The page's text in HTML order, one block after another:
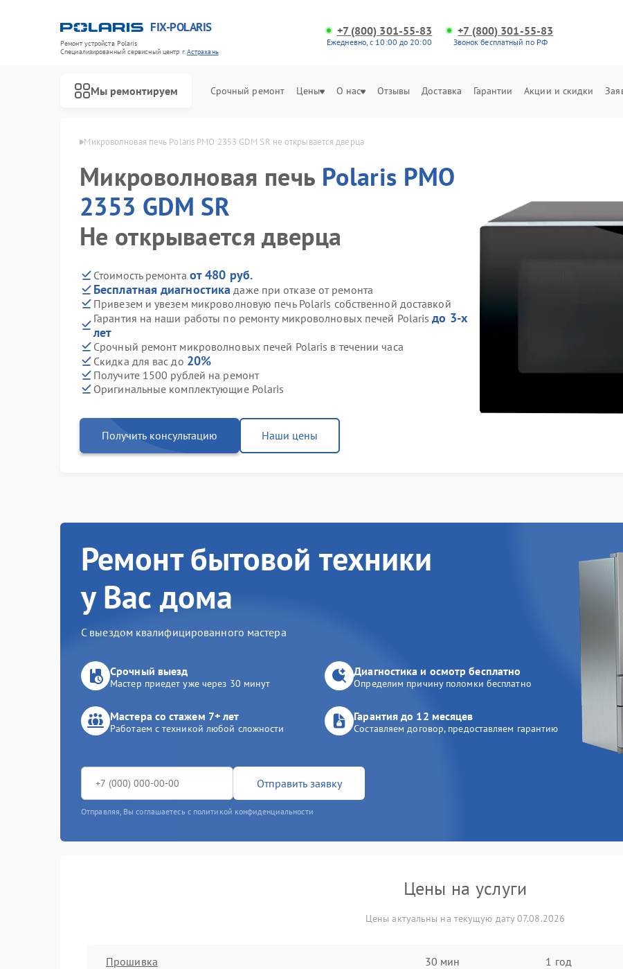
FIX-POLARIS
Ремонт устройств Polaris
Специализированный cервисный центр г.Астрахань
+7 (800) 301-55-83
Ежедневно, с 10:00 до 20:00
+7 (800) 301-55-83
Звонок бесплатный по РФ
Мы ремонтируем Срочный ремонт Цены О нас Отзывы Доставка Гарантии Акции и скидки
SR в Астрахани Микроволновая печь Polaris PMO 2353 GDM SR не открывается дверца
Микроволновая печь Polaris PMO
2353 GDM SR
Не открывается дверца
Стоимость ремонта от 480 руб.
Бесплатная диагностика даже при отказе от ремонта
Привезем и увезем микроволновую печь Polaris собственной доставкой
Гарантия на наши работы по ремонту микроволновых печей Polarisдо 3-х
лет
Срочный ремонт микроволновых печей Polaris в течении часа
Скидка для вас до 20%
Получите 1500 рублей на ремонт
Оригинальные комплектующие Polaris
Получить консультацию Наши цены
Ремонт бытовой техники
у Вас дома
С выездом квалифицированного мастера
Срочный выезд
Мастер приедет уже через 30 минут
Диагностика и осмотр бесплатно
Определим причину поломки бесплатно
Мастера со стажем 7+ лет
Работаем с техникой любой сложности
Гарантия до 12 месяцев
Составляем договор, предоставляем гарантию
Отправить заявку
Отправляя, Вы соглашаетесь с политикой конфиденциальности
Цены на услуги
Цены актуальны на текущую дату 07.08.2026
Прошивка 30 мин 1 год